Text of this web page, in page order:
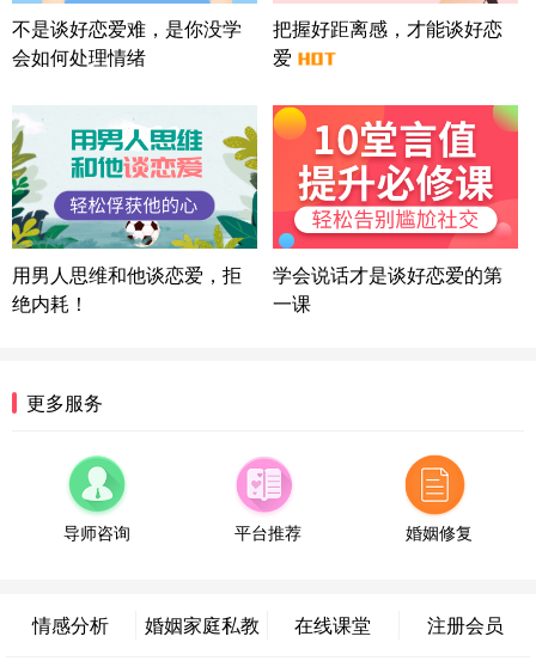
微信用户 Liberty 通过此页面咨询，已获得专属情感
方案
广东-广州 188****5632
湖北-武汉 135****7410
41分钟前
微信用户 困困魚? 通过此页面咨询，已获得专属情感
方案
陕西-西安 139****6283
3分钟前
情感方案
浙江-宁波 150****8921
福建-厦门 159****4462
53分钟前
微信用户 凌乱小羊 通过此页面咨询，已获得专属情
辽宁-大连 176****2843
39分钟前
不是谈好恋爱难，是你没学
会如何处理情绪
把握好距离感，才能谈好恋
爱
用男人思维和他谈恋爱，拒
绝内耗！
学会说话才是谈好恋爱的第
一课
更多服务
导师咨询 平台推荐 婚姻修复
情感分析 婚姻家庭私教 在线课堂 注册会员